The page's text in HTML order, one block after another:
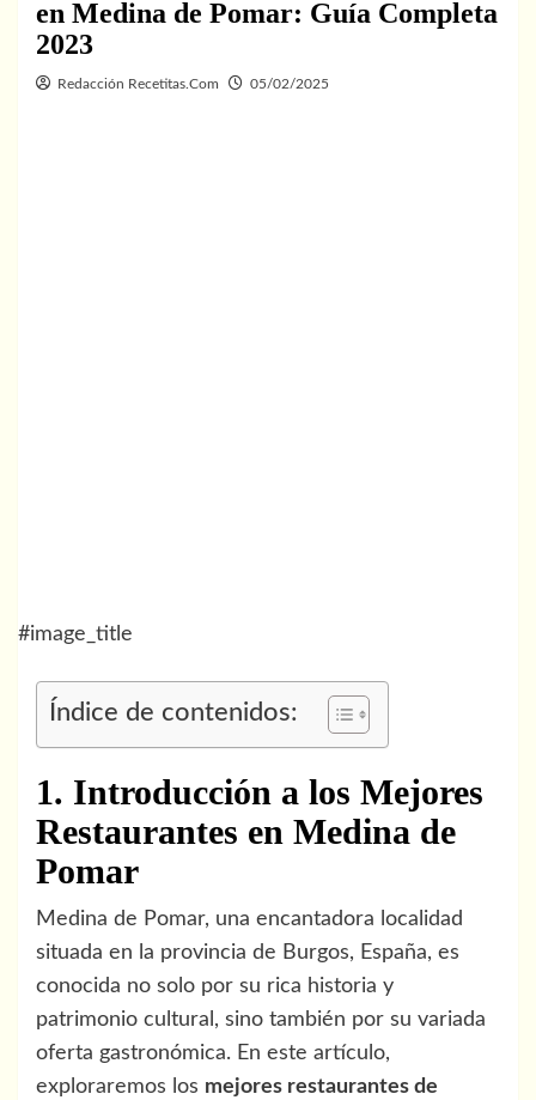
en Medina de Pomar: Guía Completa
2023
Redacción Recetitas.Com 05/02/2025
#image_title
Índice de contenidos:
1. Introducción a los Mejores
Restaurantes en Medina de
Pomar
Medina de Pomar, una encantadora localidad
situada en la provincia de Burgos, España, es
conocida no solo por su rica historia y
patrimonio cultural, sino también por su variada
oferta gastronómica. En este artículo,
exploraremos los mejores restaurantes de